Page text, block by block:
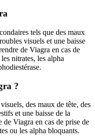
tels que des maux
visuels et une baisse
de Viagra en cas de
nitrates, les alpha
?
des maux de tête, des
et une baisse de la
Viagra en cas de prise de
ou les alpha bloquants.